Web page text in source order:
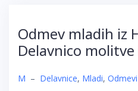
Odmev mladih iz
Delavnico
M – Delavnice, Mladi, Odmevi